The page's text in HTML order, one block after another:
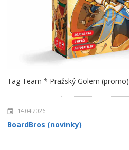
Tag Team * Pražský Golem (promo)
14.04.2026
BoardBros (novinky)